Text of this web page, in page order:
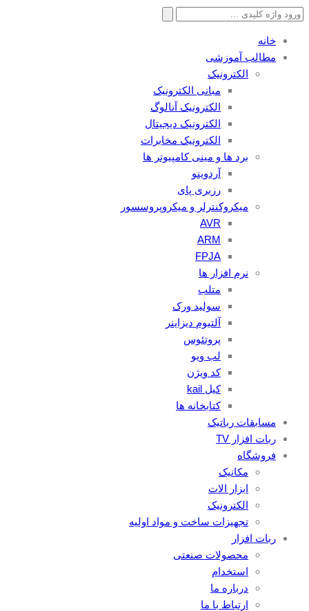
جستجو
خانه
مطالب آموزشی
الکترونیک
مبانی الکترونیک
الکترونیک آنالوگ
الکترونیک دیجیتال
الکترونیک مخابرات
برد ها و مینی کامپیوتر ها
آردوینو
رزبری پای
میکروکنترلر و میکروپروسسور
AVR
ARM
FPJA
نرم افزار ها
متلب
سولید ورک
آلتیوم دیزاینر
پروتئوس
لب ویو
کد ویژن
کیل kail
کتابخانه ها
مسابقات رباتیک
ربات افزار TV
فروشگاه
مکانیک
ابزار الات
الکترونیک
تجهیزات ساخت و مواد اولیه
ربات افزار
محصولات صنعتی
استخدام
درباره ما
ارتباط با ما